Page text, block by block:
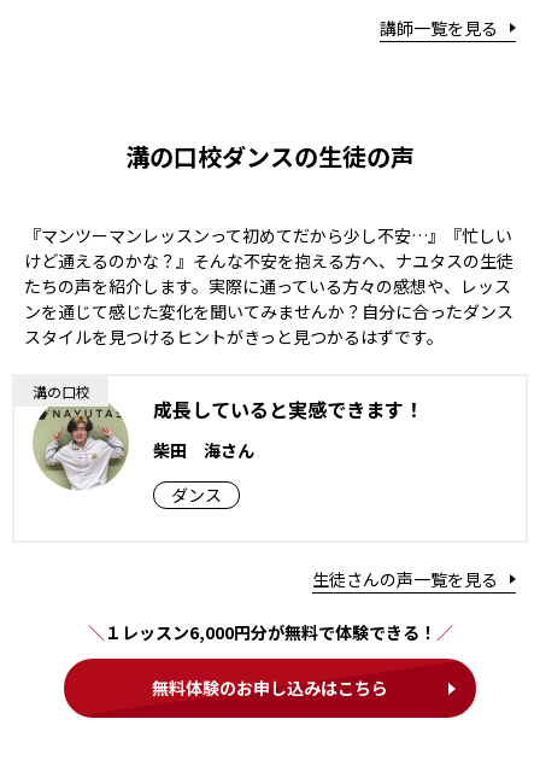
講師一覧を見る
溝の口校ダンスの生徒の声
『マンツーマンレッスンって初めてだから少し不安…』『忙しい
けど通えるのかな？』そんな不安を抱える方へ、ナユタスの生徒
たちの声を紹介します。実際に通っている方々の感想や、レッス
ンを通じて感じた変化を聞いてみませんか？自分に合ったダンス
スタイルを見つけるヒントがきっと見つかるはずです。
溝の口校
成長していると実感できます！
柴田 海さん
ダンス
生徒さんの声一覧を見る
１レッスン6,000円分が無料で体験できる！
無料体験のお申し込みはこちら